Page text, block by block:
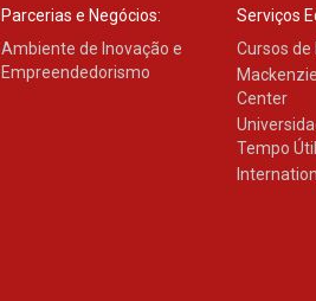
Parcerias e Negócios:
Ambiente de Inovação e
Empreendedorismo
Serviços
Cursos de
Center
Tempo Útil